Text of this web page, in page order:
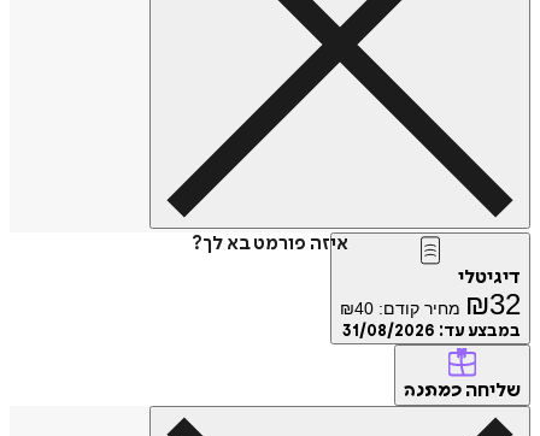
איזה פורמט בא לך?
דיגיטלי
₪32 מחיר קודם: ₪40
במבצע עד: 31/08/2026
שליחה כמתנה